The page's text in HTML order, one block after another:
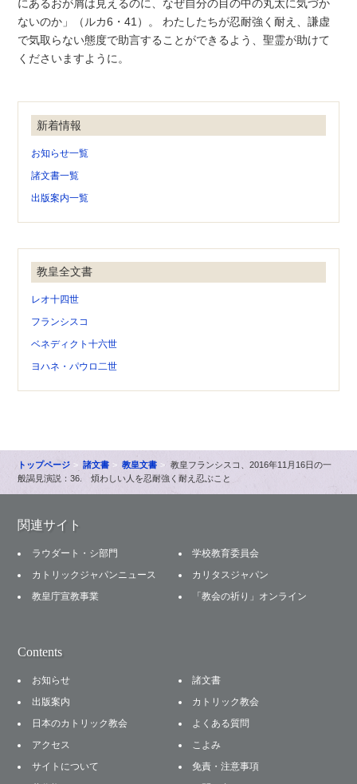
にあるおが屑は見えるのに、なぜ自分の目の中の丸太に気づか
ないのか」（ルカ6・41）。 わたしたちが忍耐強く耐え、謙虚
で気取らない態度で助言することができるよう、聖霊が助けて
くださいますように。
新着情報
お知らせ一覧
諸文書一覧
出版案内一覧
教皇全文書
レオ十四世
フランシスコ
ベネディクト十六世
ヨハネ・パウロ二世
トップページ 諸文書 教皇文書
教皇フランシスコ、2016年11月16日の一
般謁見演説：36. 煩わしい人を忍耐強く耐え忍ぶこと
関連サイト
ラウダート・シ部門
学校教育委員会
カトリックジャパンニュース
カリタスジャパン
教皇庁宣教事業
「教会の祈り」オンライン
Contents
お知らせ
諸文書
出版案内
カトリック教会
日本のカトリック教会
よくある質問
アクセス
こよみ
サイトについて
免責・注意事項